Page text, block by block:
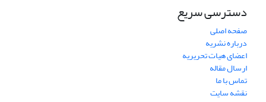
دسترسی سریع
صفحه اصلی
درباره نشریه
اعضای هیات تحریریه
ارسال مقاله
تماس با ما
نقشه سایت